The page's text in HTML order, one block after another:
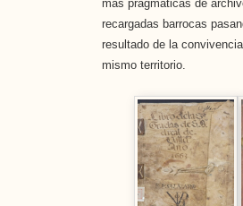
más pragmáticas de
recargadas barrocas
resultado de la
mismo territorio.